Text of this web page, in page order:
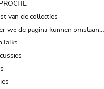
van de collecties
we de pagina kunnen omslaan…